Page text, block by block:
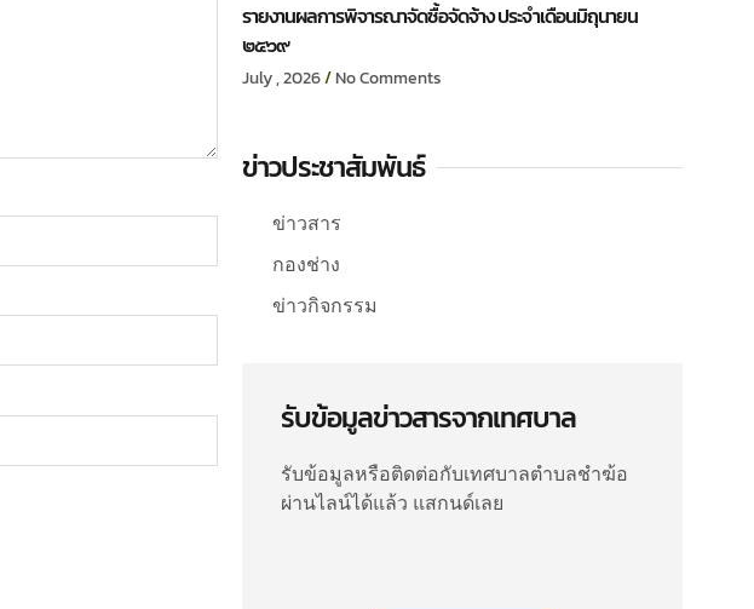
รายงานผลการพิจารณาจัดซื้อจัดจ้าง ประจำเดือนมิถุนายน
๒๕๖๙
July , 2026 No Comments
ข่าวประชาสัมพันธ์
ข่าวสาร
กองช่าง
ข่าวกิจกรรม
รับข้อมูลข่าวสารจากเทศบาล
รับข้อมูลหรือติดต่อกับเทศบาลตำบลชำฆ้อ
ผ่านไลน์ได้แล้ว แสกนด์เลย